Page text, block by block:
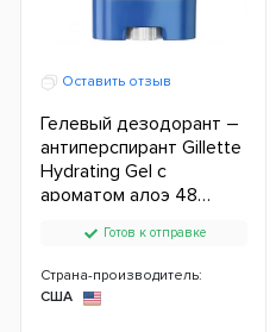
Оставить отзыв
Гелевый дезодорант –
антиперспирант Gillette
Hydrating Gel с
ароматом алоэ 48
Готов к отправке
Страна-производитель:
США